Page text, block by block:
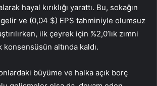
hayal kırıklığı yarattı. Bu, sokağın
ve (0,04 $) EPS tahminiyle olumsuz
ilk çeyrek için %2,0’lık zımni
konsensüsün altında kaldı.
büyüme ve halka açık borç